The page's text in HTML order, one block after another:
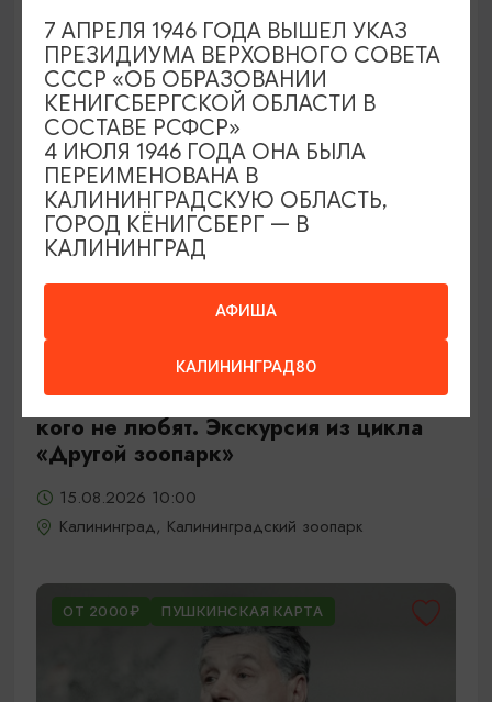
ОТ 500₽
Тайны панциря и чешуи или о тех,
кого не любят. Экскурсия из цикла
«Другой зоопарк»
15.08.2026 10:00
Калининград, Калининградский зоопарк
ОТ 2000₽ ПУШКИНСКАЯ КАРТА
АФИША
КАЛИНИНГРАД80
7 АПРЕЛЯ 1946 ГОДА ВЫШЕЛ УКАЗ
ПРЕЗИДИУМА ВЕРХОВНОГО СОВЕТА
СССР «ОБ ОБРАЗОВАНИИ
КЕНИГСБЕРГСКОЙ ОБЛАСТИ В
СОСТАВЕ РСФСР»
4 ИЮЛЯ 1946 ГОДА ОНА БЫЛА
ПЕРЕИМЕНОВАНА В
КАЛИНИНГРАДСКУЮ ОБЛАСТЬ,
ГОРОД КЁНИГСБЕРГ — В
КАЛИНИНГРАД